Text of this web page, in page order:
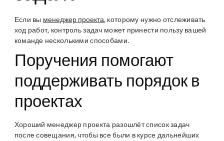
Если вы менеджер проекта, которому нужно отслеживать
ход работ, контроль задач может принести пользу вашей
команде несколькими способами.
Поручения помогают
поддерживать порядок в
проектах
Хороший менеджер проекта разошлёт список задач
после совещания, чтобы все были в курсе дальнейших